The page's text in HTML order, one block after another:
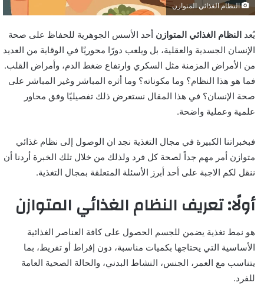
النظام الغذائي المتوازن
يُعد النظام الغذائي المتوازن أحد الأسس الجوهرية للحفاظ على صحة
الإنسان الجسدية والعقلية، بل ويلعب دورًا محوريًا في الوقاية من العديد
من الأمراض المزمنة مثل السكري وارتفاع ضغط الدم، وأمراض القلب.
فما هو هذا النظام؟ وما مكوناته؟ وما أثره المباشر وغير المباشر على
صحة الإنسان؟ في هذا المقال نستعرض ذلك تفصيليًا وفق محاور
علمية وعملية واضحة.
فبخبراتنا الكبيرة في مجال التغذية نجد ان الوصول إلى نظام غذائي
متوازن أمر مهم جداً لصحة كل فرد ولذلك من خلال تلك الخبرة أردنا أن
ننقل لكم الاجبة على أحد أبرز الأسئلة المتعلقة بمجال التغذية.
أولًا: تعريف النظام الغذائي المتوازن
هو نمط تغذية يضمن للجسم الحصول على كافة العناصر الغذائية
الأساسية التي يحتاجها بكميات مناسبة، دون إفراط أو تفريط، بما
يتناسب مع العمر، الجنس، النشاط البدني، والحالة الصحية العامة
للفرد.